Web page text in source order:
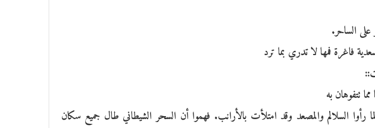
الساحر.
فاغرة فمها لا تدري بما ترد
تتفوهان به
رأوا السلالم والمصعد وقد امتلأت بالأرانب. فهموا أن السحر الشيطاني طال جميع سكان